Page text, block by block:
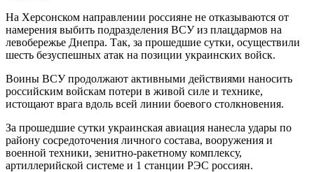
На Херсонском направлении россияне не отказываются от
намерения выбить подразделения ВСУ из плацдармов на
левобережье Днепра. Так, за прошедшие сутки, осуществили
шесть безуспешных атак на позиции украинских войск.
Воины ВСУ продолжают активными действиями наносить
российским войскам потери в живой силе и технике,
истощают врага вдоль всей линии боевого столкновения.
За прошедшие сутки украинская авиация нанесла удары по
району сосредоточения личного состава, вооружения и
военной техники, зенитно-ракетному комплексу,
артиллерийской системе и 1 станции РЭС россиян.